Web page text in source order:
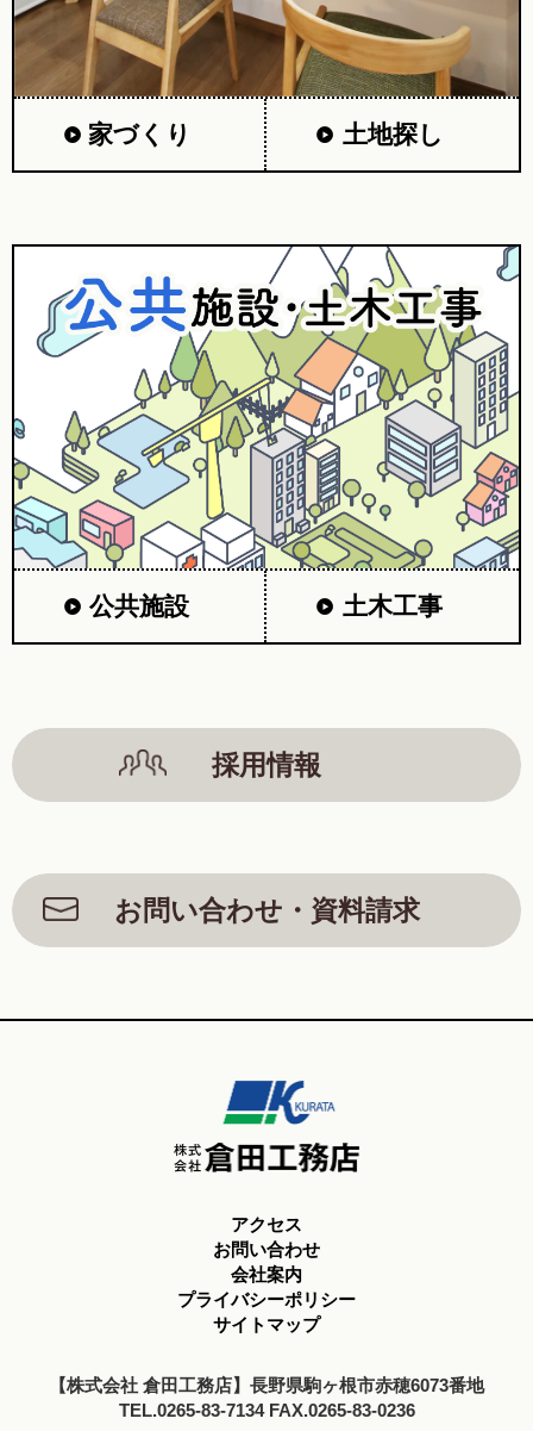
家づくり 土地探し
公共施設 土木工事
採用情報
お問い合わせ・資料請求
アクセス
お問い合わせ
会社案内
プライバシーポリシー
サイトマップ
【株式会社 倉田工務店】長野県駒ヶ根市赤穂6073番地
TEL.0265-83-7134 FAX.0265-83-0236